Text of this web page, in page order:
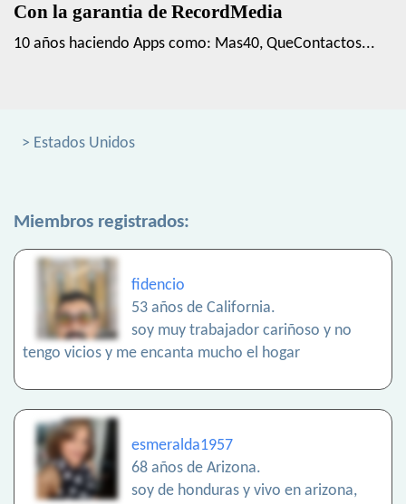
Con la garantia de RecordMedia
10 años haciendo Apps como: Mas40, QueContactos...
> Estados Unidos
Miembros registrados:
fidencio
53 años de California.
soy muy trabajador cariñoso y no
tengo vicios y me encanta mucho el hogar
esmeralda1957
68 años de Arizona.
soy de honduras y vivo en arizona,